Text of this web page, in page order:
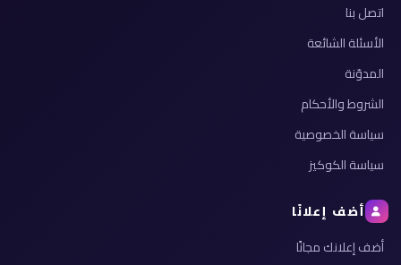
اتصل بنا
الأسئلة الشائعة
المدوّنة
الشروط والأحكام
سياسة الخصوصية
سياسة الكوكيز
أضف إعلانًا
أضف إعلانك مجانًا